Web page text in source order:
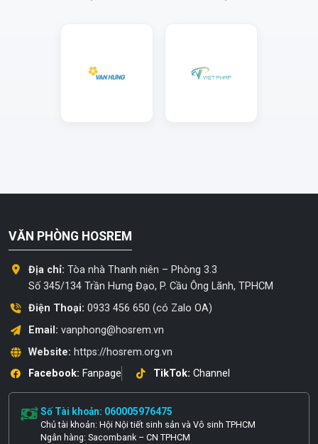
VĂN PHÒNG HOSREM
Địa chỉ: Tòa nhà Thanh niên – Phòng 3.3
Số 345/134 Trần Hưng Đạo, P. Cầu Ông Lãnh, TPHCM
Điện Thoại: 0933 456 650 (có Zalo OA)
Email: vanphong@hosrem.vn
Website: https://hosrem.org.vn
Facebook: Fanpage TikTok: Channel
Số Tài khoản: 060005976475
Chủ tài khoản: Hội Nội tiết sinh sản và Vô sinh TPHCM
Ngân hàng: Sacombank – CN TPHCM